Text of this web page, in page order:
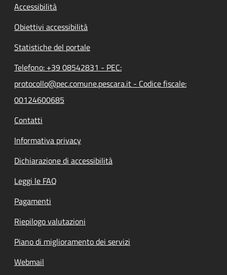
Accessibilità
Obiettivi accessibilità
Statistiche del portale
Telefono: +39 08542831 - PEC:
protocollo@pec.comune.pescara.it - Codice fiscale:
00124600685
Contatti
Informativa privacy
Dichiarazione di accessibilità
Leggi le FAQ
Pagamenti
Riepilogo valutazioni
Piano di miglioramento dei servizi
Webmail